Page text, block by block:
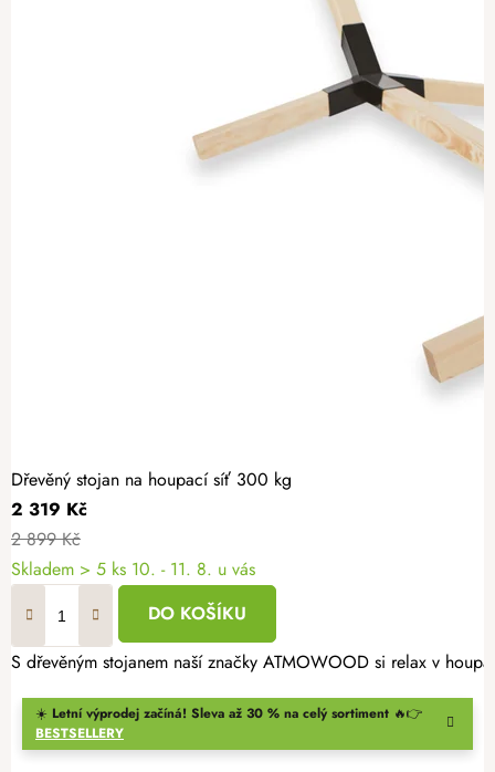
☀️ Letní výprodej začíná! Sleva až 30 % na celý sortiment 🔥👉
BESTSELLERY
Dřevěný stojan na houpací síť 300 kg
2 319 Kč
2 899 Kč
Skladem > 5 ks 10. - 11. 8. u vás
DO KOŠÍKU
S dřevěným stojanem naší značky ATMOWOOD si relax v